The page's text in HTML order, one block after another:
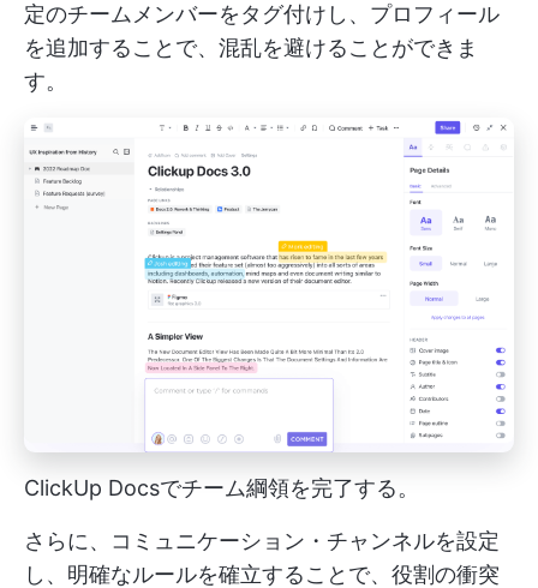
定のチームメンバーをタグ付けし、プロフィール
を追加することで、混乱を避けることができま
す。
ClickUp Docsでチーム綱領を完了する。
さらに、コミュニケーション・チャンネルを設定
し、明確なルールを確立することで、役割の衝突